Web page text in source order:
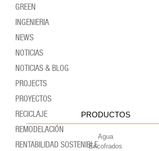
GREEN
INGENIERIA
NEWS
NOTICIAS
NOTICIAS & BLOG
PROJECTS
PROYECTOS
RECICLAJE
REMODELACIÓN
RENTABILIDAD SOSTENIBLE
PRODUCTOS
Agua
Encofrados